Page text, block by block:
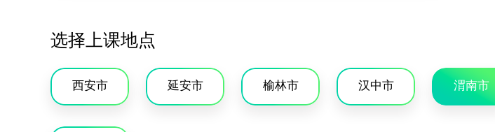
选择上课地点
西安市 延安市 榆林市 汉中市 渭南市